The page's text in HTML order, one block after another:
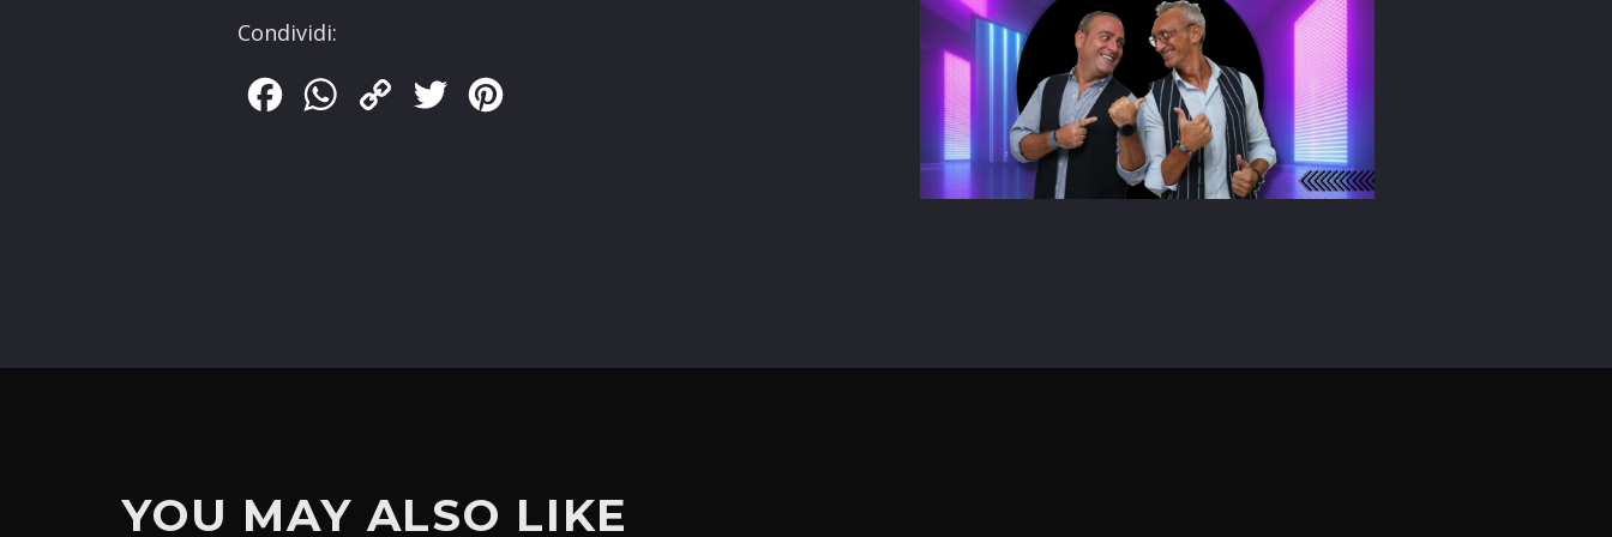
Condividi:
FacebookWhatsApp
Copy
Twitter
YOU MAY ALSO LIKE